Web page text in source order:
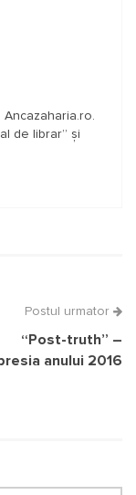
de librar” și
Postul urmator
“Post-truth” –
anului 2016